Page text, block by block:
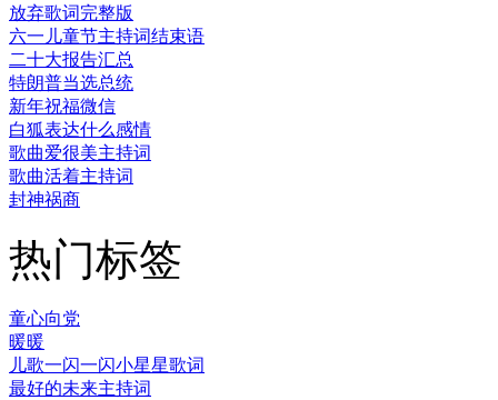
放弃歌词完整版
六一儿童节主持词结束语
二十大报告汇总
特朗普当选总统
新年祝福微信
白狐表达什么感情
歌曲爱很美主持词
歌曲活着主持词
封神祸商
热门标签
童心向党
暖暖
儿歌一闪一闪小星星歌词
最好的未来主持词